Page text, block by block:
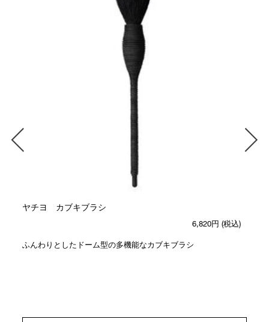
ヤチヨ カブキブラシ
6,820円 (税込)
ふんわりとしたドーム型の多機能なカブキブラシ